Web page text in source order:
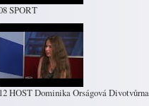
SPORT
12 HOST Dominika Orságová Divotvůrna